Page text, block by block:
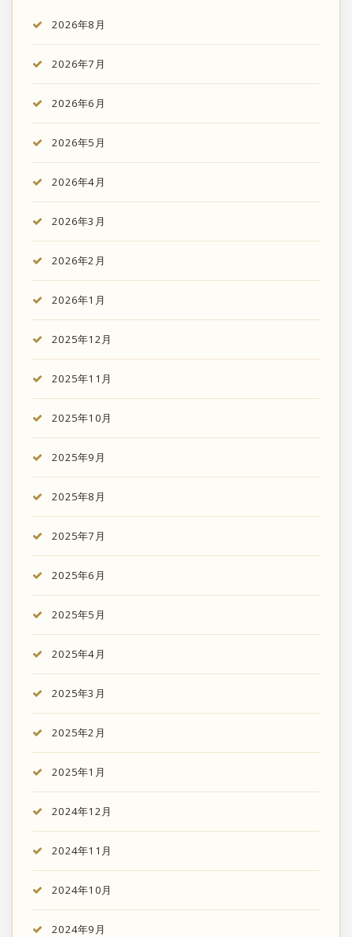
2026年8月
2026年7月
2026年6月
2026年5月
2026年4月
2026年3月
2026年2月
2026年1月
2025年12月
2025年11月
2025年10月
2025年9月
2025年8月
2025年7月
2025年6月
2025年5月
2025年4月
2025年3月
2025年2月
2025年1月
2024年12月
2024年11月
2024年10月
2024年9月